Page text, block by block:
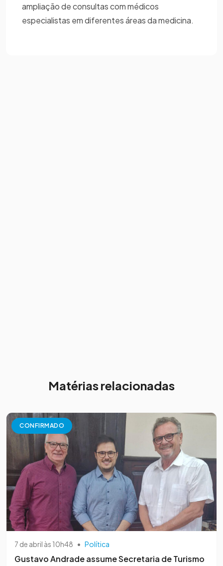
ampliação de consultas com médicos
especialistas em diferentes áreas da medicina.
Matérias relacionadas
CONFIRMADO
7 de abril às 10h48 • Política
Gustavo Andrade assume Secretaria de Turismo